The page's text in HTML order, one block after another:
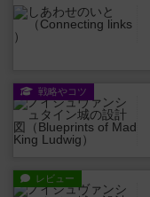
戦略やコツ
レビュー